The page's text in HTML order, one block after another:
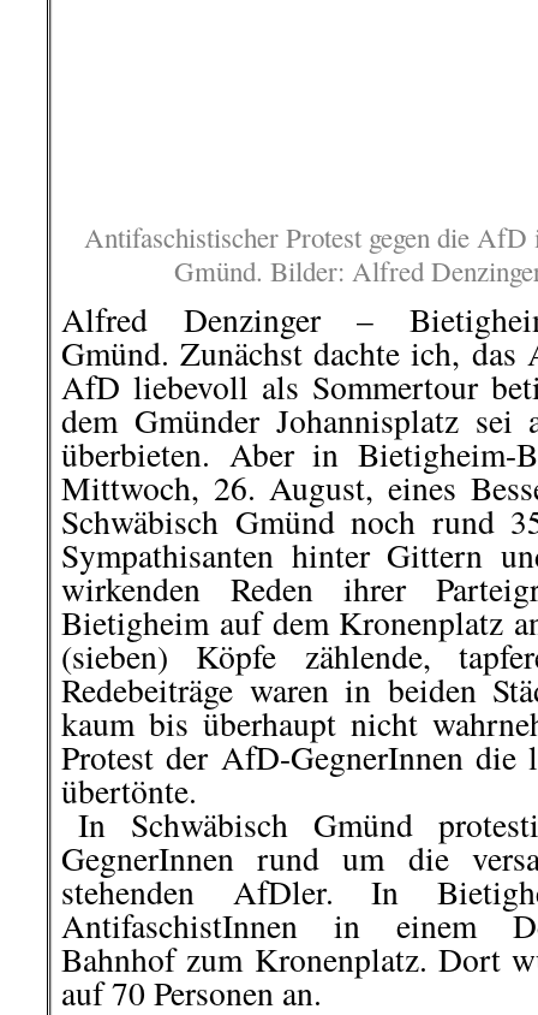
dem Gmünder Johannisplatz
überbieten. Aber in
Mittwoch, 26. August, eines
Schwäbisch Gmünd noch rund
Sympathisanten hinter Gittern
wirkenden Reden ihrer
Bietigheim auf dem Kronenplatz
(sieben) Köpfe zählende,
Redebeiträge waren in beiden
kaum bis überhaupt nicht
Protest der AfD-GegnerInnen die
übertönte.
..In Schwäbisch Gmünd
GegnerInnen rund um die
stehenden AfDler. In
AntifaschistInnen in einem
Bahnhof zum Kronenplatz. Dort
auf 70 Personen an.
Alfred Denzinger berichtete auf
hier geht es weiter »
.
.